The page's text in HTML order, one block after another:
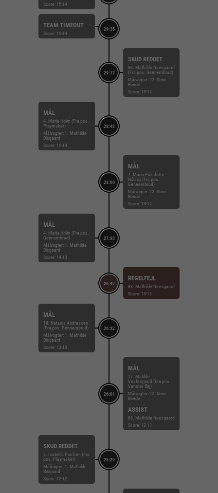
Score: 15-14
29:35
TEAM TIMEOUT
Score: 15-14
29:17
SKUD REDDET
88. Mathilde Neesgaard
(Fra pos. Gennembrud)
Målvogter: 22. Stine
Bonde
Score: 15-14
28:42
MÅL
4. Maria Holm (Fra pos.
Playmaker)
Målvogter: 1. Mathilde
Bisgaard
Score: 15-14
28:00
MÅL
7. Maria Palsdottir
Nólsoy (Fra pos.
Gennembrud)
Målvogter: 22. Stine
Bonde
Score: 14-14
27:33
MÅL
4. Maria Holm (Fra pos.
Gennembrud)
Målvogter: 1. Mathilde
Bisgaard
Score: 14-13
26:47
REGELFEJL
88. Mathilde Neesgaard
Score: 13-13
26:32
MÅL
18. Natasja Andreasen
(Fra pos. Gennembrud)
Målvogter: 1. Mathilde
Bisgaard
Score: 13-13
26:01
MÅL
17. Matilde
Vestergaard (Fra pos.
Venstre fløj)
Målvogter: 22. Stine
Bonde
ASSIST
88. Mathilde Neesgaard
Score: 12-13
25:29
SKUD REDDET
3. Isabella Poulsen (Fra
pos. Playmaker)
Målvogter: 1. Mathilde
Bisgaard
Score: 12-12